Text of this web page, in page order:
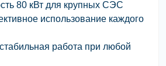
80 кВт для крупных СЭС
использование каждого
работа при любой